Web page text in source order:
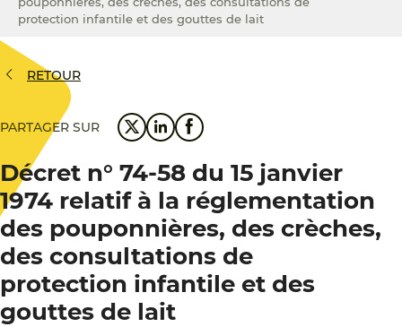
protection infantile et des gouttes de lait
RETOUR
PARTAGER SUR
Décret n° 74-58 du 15 janvier
1974 relatif à la réglementation
des pouponnières, des crèches,
des consultations de
protection infantile et des
gouttes de lait